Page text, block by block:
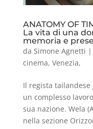
ANATOMY OF
La vita di una
memoria e
da Simone Agnetti |
cinema, Venezia,
Il regista
un complesso
sua nazione. Wela
nella sezione